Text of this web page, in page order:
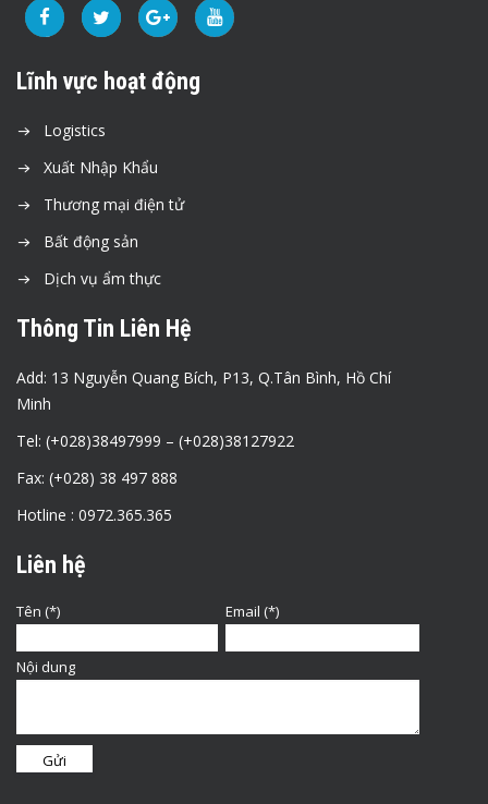
Lĩnh vực hoạt động
Logistics
Xuất Nhập Khẩu
Thương mại điện tử
Bất động sản
Dịch vụ ẩm thực
Thông Tin Liên Hệ
Add: 13 Nguyễn Quang Bích, P13, Q.Tân Bình, Hồ Chí
Minh
Tel: (+028)38497999 – (+028)38127922
Fax: (+028) 38 497 888
Hotline : 0972.365.365
Liên hệ
Tên (*) Email (*)
Nội dung